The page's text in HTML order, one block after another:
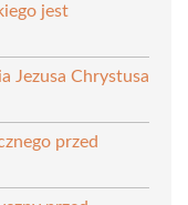
jest
Jezusa Chrystusa
przed